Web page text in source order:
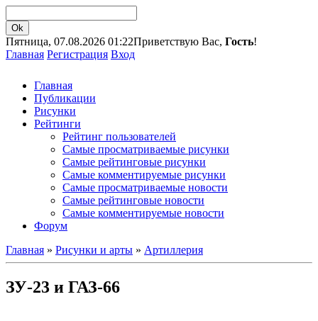
Пятница, 07.08.2026 01:22Приветствую Вас, Гость!
Главная Регистрация Вход
Главная
Публикации
Рисунки
Рейтинги
Рейтинг пользователей
Самые просматриваемые рисунки
Самые рейтинговые рисунки
Самые комментируемые рисунки
Самые просматриваемые новости
Самые рейтинговые новости
Самые комментируемые новости
Форум
Главная » Рисунки и арты » Артиллерия
ЗУ-23 и ГАЗ-66